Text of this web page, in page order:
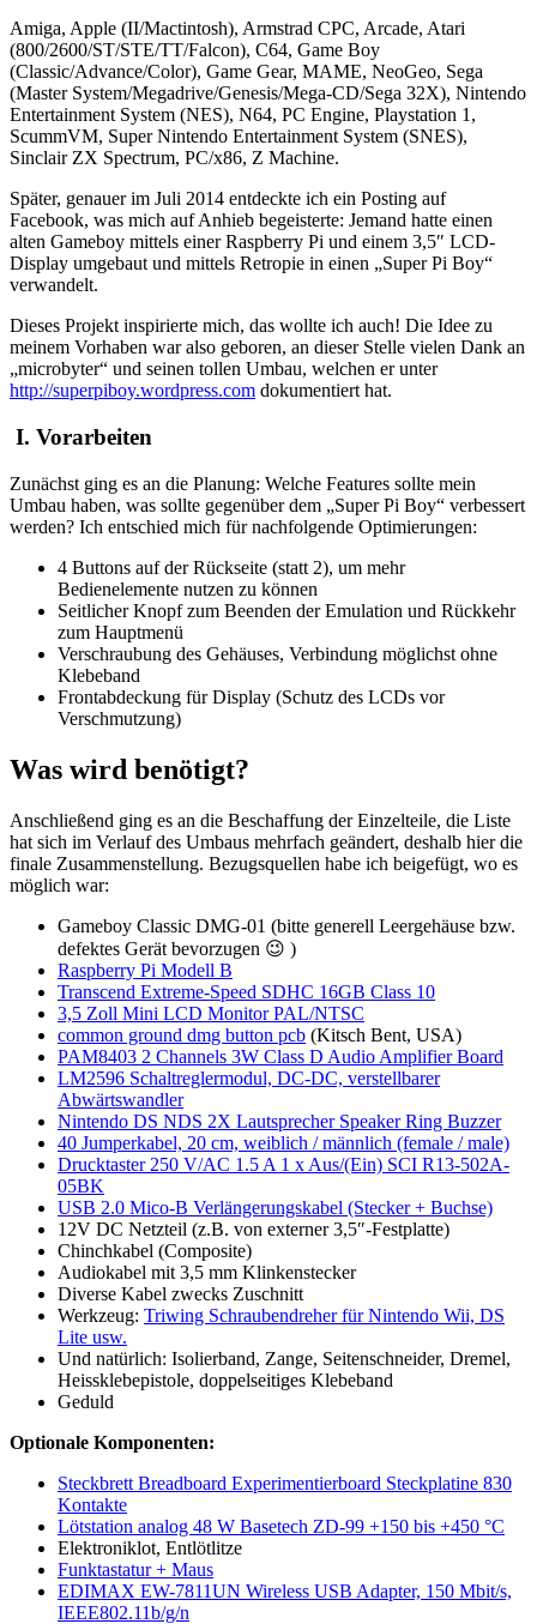
Amiga, Apple (II/Mactintosh), Armstrad CPC, Arcade, Atari
(800/2600/ST/STE/TT/Falcon), C64, Game Boy
(Classic/Advance/Color), Game Gear, MAME, NeoGeo, Sega
(Master System/Megadrive/Genesis/Mega-CD/Sega 32X), Nintendo
Entertainment System (NES), N64, PC Engine, Playstation 1,
ScummVM, Super Nintendo Entertainment System (SNES),
Sinclair ZX Spectrum, PC/x86, Z Machine.
Später, genauer im Juli 2014 entdeckte ich ein Posting auf
Facebook, was mich auf Anhieb begeisterte: Jemand hatte einen
alten Gameboy mittels einer Raspberry Pi und einem 3,5″ LCD-
Display umgebaut und mittels Retropie in einen „Super Pi Boy“
verwandelt.
Dieses Projekt inspirierte mich, das wollte ich auch! Die Idee zu
meinem Vorhaben war also geboren, an dieser Stelle vielen Dank an
„microbyter“ und seinen tollen Umbau, welchen er unter
http://superpiboy.wordpress.com dokumentiert hat.
I. Vorarbeiten
Zunächst ging es an die Planung: Welche Features sollte mein
Umbau haben, was sollte gegenüber dem „Super Pi Boy“ verbessert
werden? Ich entschied mich für nachfolgende Optimierungen:
4 Buttons auf der Rückseite (statt 2), um mehr
Bedienelemente nutzen zu können
Seitlicher Knopf zum Beenden der Emulation und Rückkehr
zum Hauptmenü
Verschraubung des Gehäuses, Verbindung möglichst ohne
Klebeband
Frontabdeckung für Display (Schutz des LCDs vor
Verschmutzung)
Was wird benötigt?
Anschließend ging es an die Beschaffung der Einzelteile, die Liste
hat sich im Verlauf des Umbaus mehrfach geändert, deshalb hier die
finale Zusammenstellung. Bezugsquellen habe ich beigefügt, wo es
möglich war:
Gameboy Classic DMG-01 (bitte generell Leergehäuse bzw.
defektes Gerät bevorzugen 😉 )
Raspberry Pi Modell B
Transcend Extreme-Speed SDHC 16GB Class 10
3,5 Zoll Mini LCD Monitor PAL/NTSC
common ground dmg button pcb (Kitsch Bent, USA)
PAM8403 2 Channels 3W Class D Audio Amplifier Board
LM2596 Schaltreglermodul, DC-DC, verstellbarer
Abwärtswandler
Nintendo DS NDS 2X Lautsprecher Speaker Ring Buzzer
40 Jumperkabel, 20 cm, weiblich / männlich (female / male)
Drucktaster 250 V/AC 1.5 A 1 x Aus/(Ein) SCI R13-502A-
05BK
USB 2.0 Mico-B Verlängerungskabel (Stecker + Buchse)
12V DC Netzteil (z.B. von externer 3,5″-Festplatte)
Chinchkabel (Composite)
Audiokabel mit 3,5 mm Klinkenstecker
Diverse Kabel zwecks Zuschnitt
Werkzeug: Triwing Schraubendreher für Nintendo Wii, DS
Lite usw.
Und natürlich: Isolierband, Zange, Seitenschneider, Dremel,
Heissklebepistole, doppelseitiges Klebeband
Geduld
Optionale Komponenten:
Steckbrett Breadboard Experimentierboard Steckplatine 830
Kontakte
Lötstation analog 48 W Basetech ZD-99 +150 bis +450 °C
Elektroniklot, Entlötlitze
Funktastatur + Maus
EDIMAX EW-7811UN Wireless USB Adapter, 150 Mbit/s,
IEEE802.11b/g/n